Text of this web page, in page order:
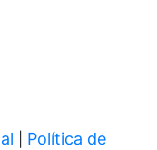
Política de